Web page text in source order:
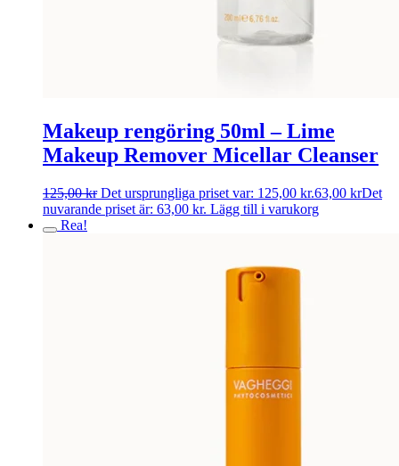
Makeup rengöring 50ml – Lime
Makeup Remover Micellar Cleanser
125,00kr Det ursprungliga priset var: 125,00 kr.63,00 krDet
nuvarande priset är: 63,00 kr. Lägg till i varukorg
Rea!